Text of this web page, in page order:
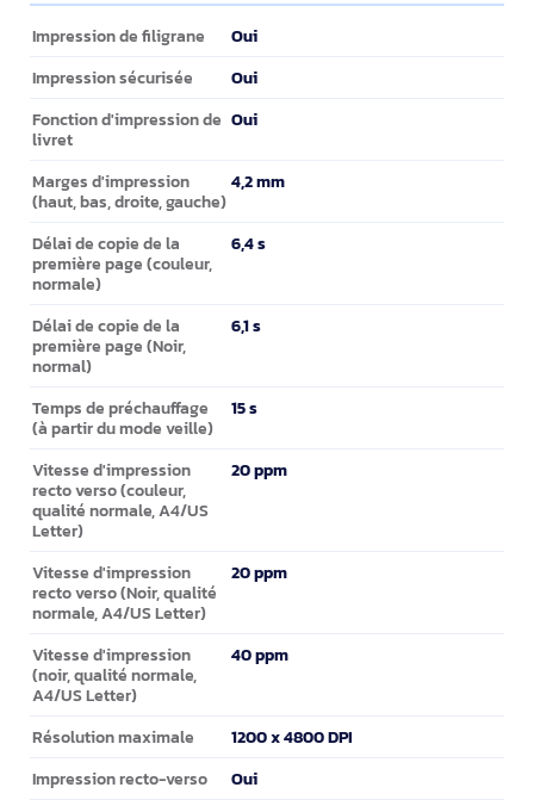
Vitesse d'impression
Impression de filigrane Oui
Impression sécurisée Oui
Fonction d'impression de
livret
Oui
Marges d'impression
(haut, bas, droite, gauche)
4,2 mm
Délai de copie de la
première page (couleur,
normale)
6,4 s
Délai de copie de la
première page (Noir,
normal)
6,1 s
Temps de préchauffage
(à partir du mode veille)
15 s
Vitesse d'impression
recto verso (couleur,
qualité normale, A4/US
Letter)
20 ppm
Vitesse d'impression
recto verso (Noir, qualité
normale, A4/US Letter)
20 ppm
Vitesse d'impression
(noir, qualité normale,
A4/US Letter)
40 ppm
Résolution maximale 1200 x 4800 DPI
Impression recto-verso Oui